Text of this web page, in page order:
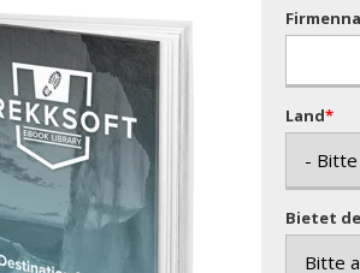
Land*
Bietet